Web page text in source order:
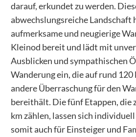
darauf, erkundet zu werden.
abwechslungsreiche Landschaft
aufmerksame und neugierige
Kleinod bereit und lädt mit
Ausblicken und sympathischen
Wanderung ein, die auf rund 120
andere Überraschung für den
bereithält. Die fünf Etappen, die
km zählen, lassen sich
somit auch für Einsteiger und